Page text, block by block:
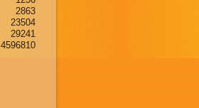
2863
23504
29241
4596810